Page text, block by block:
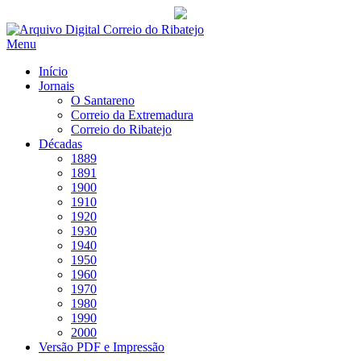
Saltar
para
Menu
Início
Jornais
O Santareno
Correio da Extremadura
Correio do Ribatejo
Décadas
1889
1891
1900
1910
1920
1930
1940
1950
1960
1970
1980
1990
2000
Versão PDF e Impressão